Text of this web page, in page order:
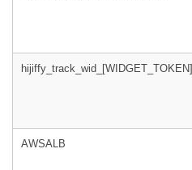
hijiffy_track_wid_[WIDGET_TOKEN]
AWSALB